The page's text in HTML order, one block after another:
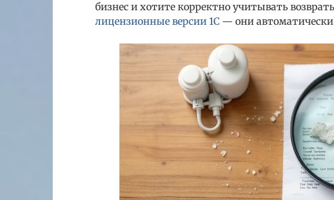
бизнес и хотите корректно учитывать
лицензионные версии 1С — они